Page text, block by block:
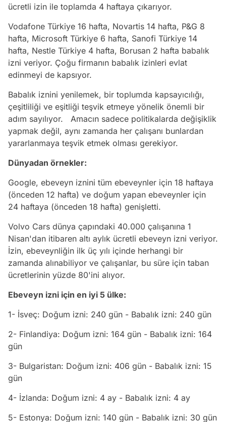
ücretli izin ile toplamda 4 haftaya çıkarıyor.
Vodafone Türkiye 16 hafta, Novartis 14 hafta, P&G 8
hafta, Microsoft Türkiye 6 hafta, Sanofi Türkiye 14
hafta, Nestle Türkiye 4 hafta, Borusan 2 hafta babalık
izni veriyor. Çoğu firmanın babalık izinleri evlat
edinmeyi de kapsıyor.
Babalık iznini yenilemek, bir toplumda kapsayıcılığı,
çeşitliliği ve eşitliği teşvik etmeye yönelik önemli bir
adım sayılıyor. Amacın sadece politikalarda değişiklik
yapmak değil, aynı zamanda her çalışanı bunlardan
yararlanmaya teşvik etmek olması gerekiyor.
Dünyadan örnekler:
Google, ebeveyn iznini tüm ebeveynler için 18 haftaya
(önceden 12 hafta) ve doğum yapan ebeveynler için
24 haftaya (önceden 18 hafta) genişletti.
Volvo Cars dünya çapındaki 40.000 çalışanına 1
Nisan'dan itibaren altı aylık ücretli ebeveyn izni veriyor.
İzin, ebeveynliğin ilk üç yılı içinde herhangi bir
zamanda alınabiliyor ve çalışanlar, bu süre için taban
ücretlerinin yüzde 80'ini alıyor.
Ebeveyn izni için en iyi 5 ülke:
1- İsveç: Doğum izni: 240 gün - Babalık izni: 240 gün
2- Finlandiya: Doğum izni: 164 gün - Babalık izni: 164
gün
3- Bulgaristan: Doğum izni: 406 gün - Babalık izni: 15
gün
4- İzlanda: Doğum izni: 4 ay - Babalık izni: 4 ay
5- Estonya: Doğum izni: 140 gün - Babalık izni: 30 gün